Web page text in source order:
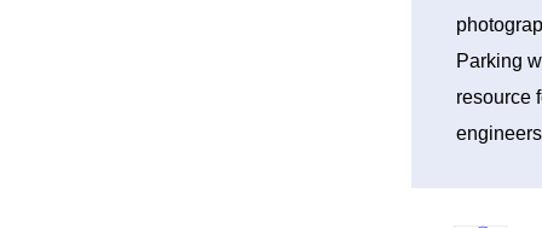
Parking
resource